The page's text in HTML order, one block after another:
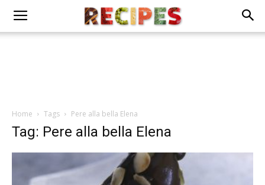
Home Tags Pere alla bella Elena
Tag: Pere alla bella Elena